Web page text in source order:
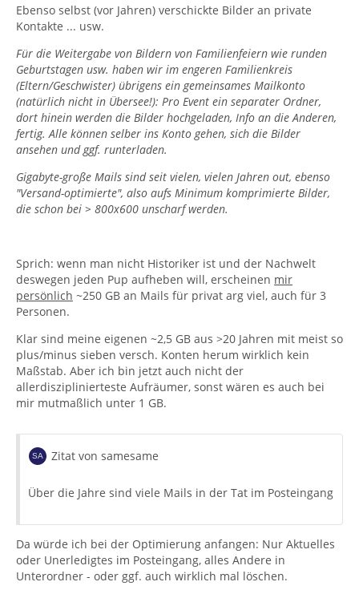
Ebenso selbst (vor Jahren) verschickte Bilder an private
Kontakte ... usw.
Für die Weitergabe von Bildern von Familienfeiern wie runden
Geburtstagen usw. haben wir im engeren Familienkreis
(Eltern/Geschwister) übrigens ein gemeinsames Mailkonto
(natürlich nicht in Übersee!): Pro Event ein separater Ordner,
dort hinein werden die Bilder hochgeladen, Info an die Anderen,
fertig. Alle können selber ins Konto gehen, sich die Bilder
ansehen und ggf. runterladen.
Gigabyte-große Mails sind seit vielen, vielen Jahren out, ebenso
"Versand-optimierte", also aufs Minimum komprimierte Bilder,
die schon bei > 800x600 unscharf werden.
Sprich: wenn man nicht Historiker ist und der Nachwelt
deswegen jeden Pup aufheben will, erscheinen mir
persönlich ~250 GB an Mails für privat arg viel, auch für 3
Personen.
Klar sind meine eigenen ~2,5 GB aus >20 Jahren mit meist so
plus/minus sieben versch. Konten herum wirklich kein
Maßstab. Aber ich bin jetzt auch nicht der
allerdisziplinierteste Aufräumer, sonst wären es auch bei
mir mutmaßlich unter 1 GB.
Zitat von samesame
Über die Jahre sind viele Mails in der Tat im Posteingang
Da würde ich bei der Optimierung anfangen: Nur Aktuelles
oder Unerledigtes im Posteingang, alles Andere in
Unterordner - oder ggf. auch wirklich mal löschen.